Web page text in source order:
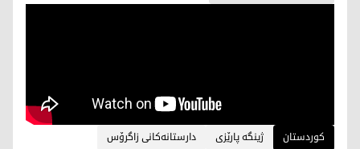
کوردستان ژینگە پارێزی دارستانەکانی زاگرۆس